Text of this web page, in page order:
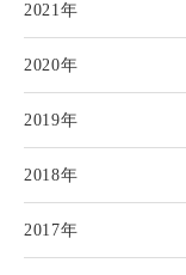
2021年
2020年
2019年
2018年
2017年